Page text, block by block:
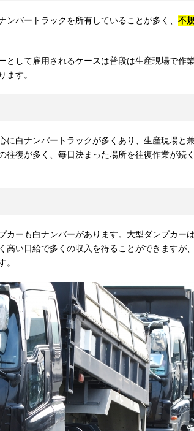
ンバートラックを所有していることが多く、 不
として雇用されるケースは普段は生産現場で作
ます。
に白ナンバートラックが多くあり、生産現場と
往復が多く、毎日決まった場所を往復作業が続
カーも白ナンバーがあります。大型ダンプカー
高い日給で多くの収入を得ることができますが